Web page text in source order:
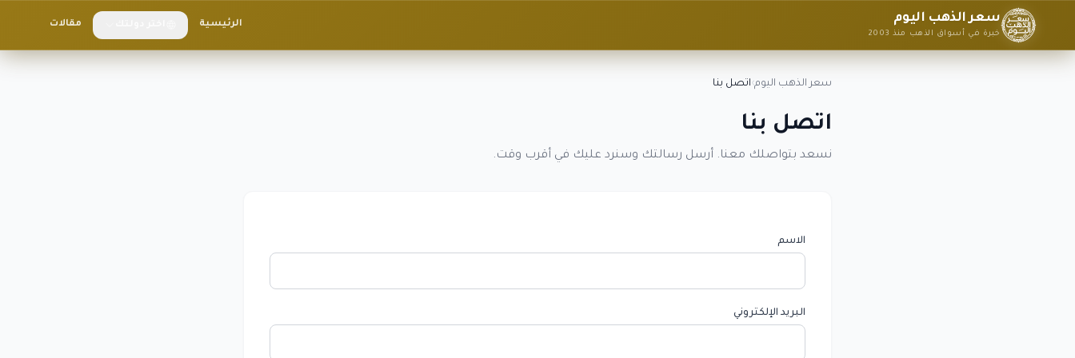
سعر الذهب اليوم
خبرة في أسواق الذهب منذ 2003
الرئيسية مقالات
سعر الذهب اليوم›اتصل بنا
اتصل بنا
نسعد بتواصلك معنا. أرسل رسالتك وسنرد عليك في أقرب وقت.
الاسم
البريد الإلكتروني